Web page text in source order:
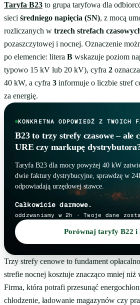
Taryfa B23 to grupa taryfowa dla
sieci średniego napięcia (SN), z mocą
rozliczanych w trzech strefach
pozaszczytowej i nocnej. Oznaczenie
po elemencie: litera B wskazuje poziom
typowo 15 kV lub 20 kV), cyfra 2
40 kW, a cyfra 3 informuje o liczbie stref
za energię.
KONKRETNA ODPOWIEDŹ Z TWOICH
B23 to trzy strefy czasowe – ale
URE czy markupę
Taryfa B23 dla mocy powyżej 40 kW
dwie faktury dystrybucyjne, sprawdzę w
odpowiadają urzędowej stawce.
Porównaj taryfy B22 i
Całkowicie darmowe.
oddzwaniamy w 2h · Twoje dane
Trzy strefy cenowe to fundament
strefie nocnej kosztuje znacząco mniej niż
Firma, która potrafi przesunąć
chłodzenie, ładowanie magazynów czy